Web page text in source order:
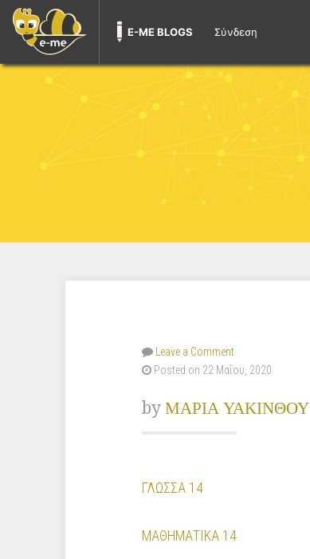
E-ME BLOGS Σύνδεση
Leave a Comment
Posted on 22 Μαΐου, 2020
by ΜΑΡΙΑ ΥΑΚΙΝΘΟΥ
ΓΛΩΣΣΑ 14
ΜΑΘΗΜΑΤΙΚΑ 14